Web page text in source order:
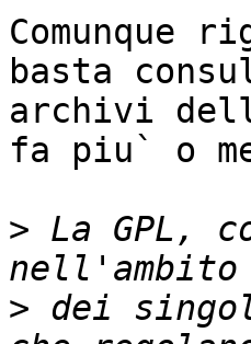
basta
archivi
fa piu` o
> La GPL,
> dei